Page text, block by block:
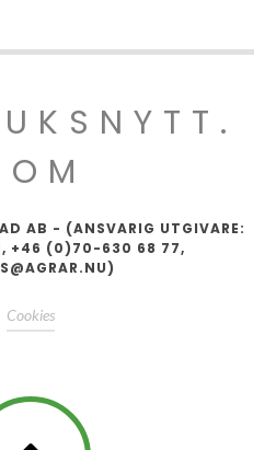
AB - (ANSVARIG UTGIVARE:
+46 (0)70-630 68 77,
Cookies